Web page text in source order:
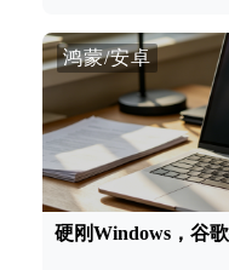
鸿蒙/安卓
硬刚Windows，谷